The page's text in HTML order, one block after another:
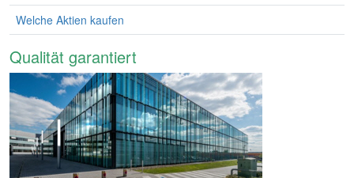
Welche Aktien kaufen
Qualität garantiert